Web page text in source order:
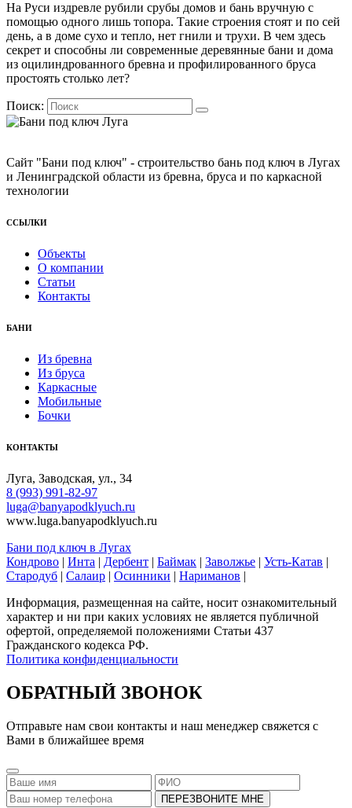
На Руси издревле рубили срубы домов и бань вручную с
помощью одного лишь топора. Такие строения стоят и по сей
день, а в доме сухо и тепло, нет гнили и трухи. В чем здесь
секрет и способны ли современные деревянные бани и дома
из оцилиндрованного бревна и профилированного бруса
простоять столько лет?
Поиск:
Сайт "Бани под ключ" - строительство бань под ключ в Лугах
и Ленинградской области из бревна, бруса и по каркасной
технологии
ССЫЛКИ
Объекты
О компании
Статьи
Контакты
БАНИ
Из бревна
Из бруса
Каркасные
Мобильные
Бочки
КОНТАКТЫ
Луга, Заводская, ул., 34
8 (993) 991-82-97
luga@banyapodklyuch.ru
www.luga.banyapodklyuch.ru
Бани под ключ в Лугах
Кондрово | Инта | Дербент | Баймак | Заволжье | Усть-Катав |
Стародуб | Салаир | Осинники | Нариманов |
Информация, размещенная на сайте, носит ознакомительный
характер и ни при каких условиях не является публичной
офертой, определяемой положениями Статьи 437
Гражданского кодекса РФ.
Политика конфиденциальности
ОБРАТНЫЙ ЗВОНОК
Отправьте нам свои контакты и наш менеджер свяжется с
Вами в ближайшее время